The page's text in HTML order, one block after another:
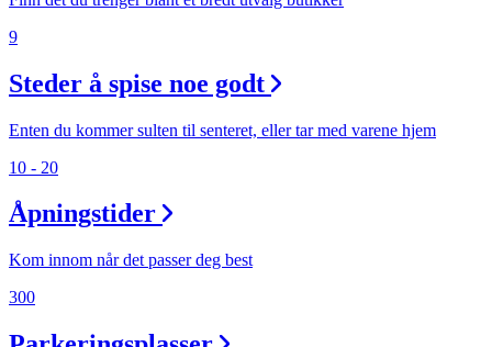
9
Steder å spise noe godt
Enten du kommer sulten til senteret, eller tar med varene hjem
10 - 20
Åpningstider
Kom innom når det passer deg best
300